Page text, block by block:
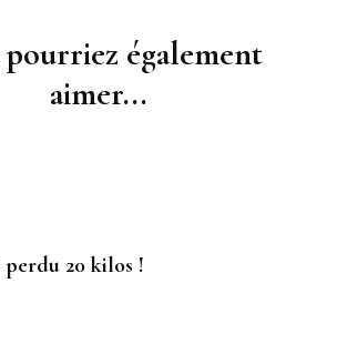
pourriez également
aimer...
perdu 20 kilos !